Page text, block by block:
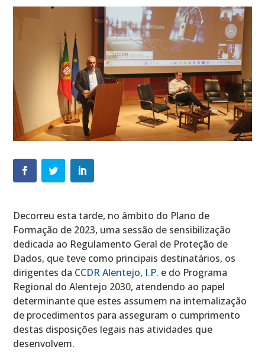
Decorreu esta tarde, no âmbito do Plano de
Formação de 2023, uma sessão de sensibilização
dedicada ao Regulamento Geral de Proteção de
Dados, que teve como principais destinatários, os
dirigentes da CCDR Alentejo, I.P. e do Programa
Regional do Alentejo 2030, atendendo ao papel
determinante que estes assumem na internalização
de procedimentos para asseguram o cumprimento
destas disposições legais nas atividades que
desenvolvem.